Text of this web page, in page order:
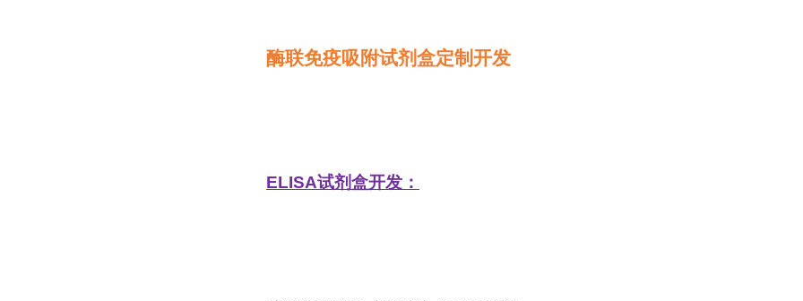
酶联免疫吸附试剂盒定制开发
ELISA试剂盒开发：